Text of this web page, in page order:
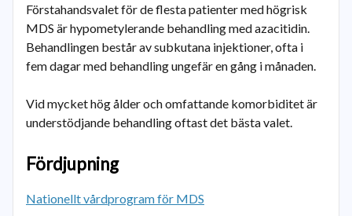
Förstahandsvalet för de flesta patienter med högrisk
MDS är hypometylerande behandling med azacitidin.
Behandlingen består av subkutana injektioner, ofta i
fem dagar med behandling ungefär en gång i månaden.
Vid mycket hög ålder och omfattande komorbiditet är
understödjande behandling oftast det bästa valet.
Fördjupning
Nationellt vårdprogram för MDS